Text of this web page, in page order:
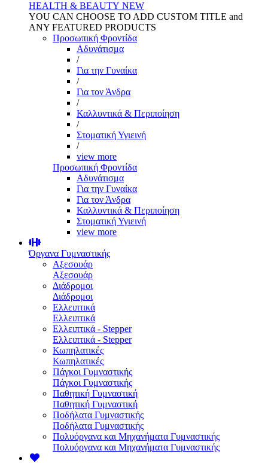
HEALTH & BEAUTY NEW
YOU CAN CHOOSE TO ADD CUSTOM TITLE and
ANY FEATURED PRODUCTS
Προσωπική Φροντίδα
Αδυνάτισμα
/
Για την Γυναίκα
/
Για τον Άνδρα
/
Καλλυντικά & Περιποίηση
/
Στοματική Υγιεινή
/
view more
Προσωπική Φροντίδα
Αδυνάτισμα
Για την Γυναίκα
Για τον Άνδρα
Καλλυντικά & Περιποίηση
Στοματική Υγιεινή
view more
Όργανα Γυμναστικής
Αξεσουάρ
Αξεσουάρ
Διάδρομοι
Διάδρομοι
Ελλειπτικά
Ελλειπτικά
Ελλειπτικά - Stepper
Ελλειπτικά - Stepper
Κωπηλατικές
Κωπηλατικές
Πάγκοι Γυμναστικής
Πάγκοι Γυμναστικής
Παθητική Γυμναστική
Παθητική Γυμναστική
Ποδήλατα Γυμναστικής
Ποδήλατα Γυμναστικής
Πολυόργανα και Μηχανήματα Γυμναστικής
Πολυόργανα και Μηχανήματα Γυμναστικής